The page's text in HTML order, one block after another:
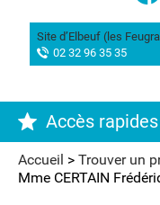
Site d’Elbeuf (les
02 32 96 35 35
Accès rapides
Association
Hôpital de
Accueil > Trouver un
Mme CERTAIN